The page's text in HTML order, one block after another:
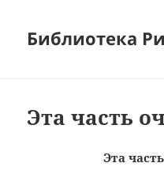
Библиотека
Эта часть
Эта